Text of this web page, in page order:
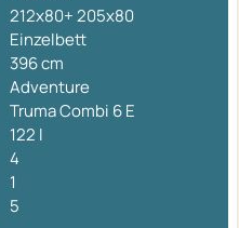
212x80+ 205x80
Einzelbett
396 cm
Adventure
Truma Combi 6 E
122 l
4
1
5